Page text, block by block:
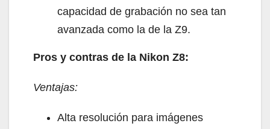
capacidad de grabación no sea tan
avanzada como la de la Z9.
Pros y contras de la Nikon Z8:
Ventajas:
Alta resolución para imágenes